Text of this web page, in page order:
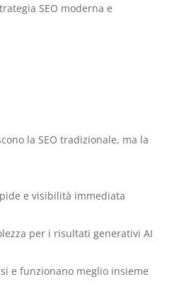
SEO moderna e
la SEO tradizionale, ma la
e visibilità immediata
per i risultati generativi AI
e funzionano meglio insieme